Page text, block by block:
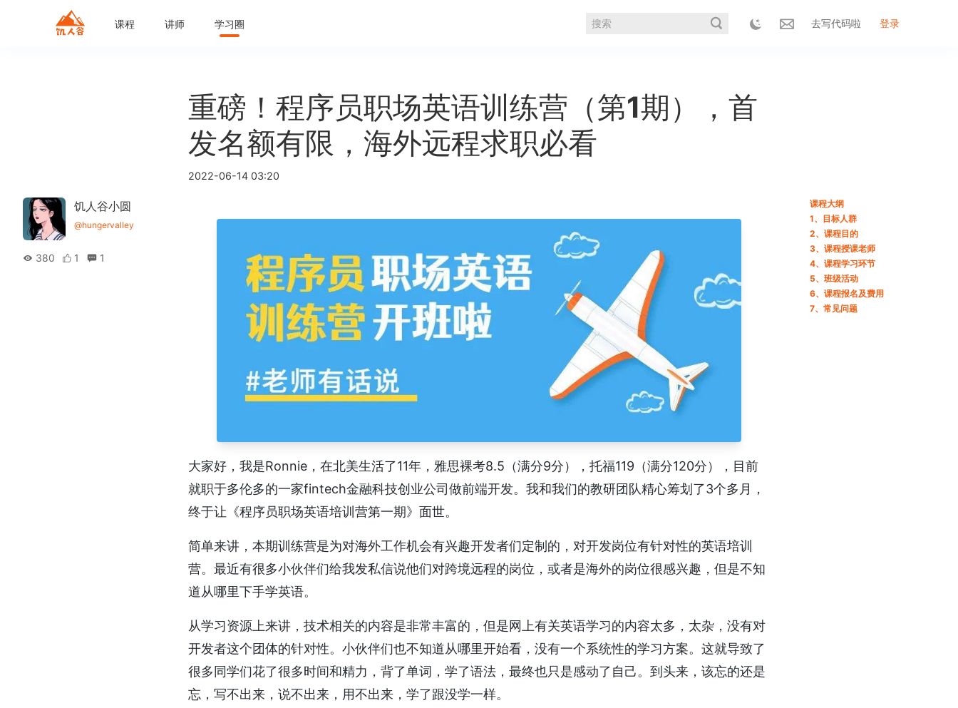
课程 讲师 学习圈 去写代码啦 登录
重磅！程序员职场英语训练营（第1期），首
发名额有限，海外远程求职必看
2022-06-14 03:20
大家好，我是Ronnie，在北美生活了11年，雅思裸考8.5（满分9分），托福119（满分120分），目前
就职于多伦多的一家fintech金融科技创业公司做前端开发。我和我们的教研团队精心筹划了3个多月，
终于让《程序员职场英语培训营第一期》面世。
简单来讲，本期训练营是为对海外工作机会有兴趣开发者们定制的，对开发岗位有针对性的英语培训
营。最近有很多小伙伴们给我发私信说他们对跨境远程的岗位，或者是海外的岗位很感兴趣，但是不知
道从哪里下手学英语。
从学习资源上来讲，技术相关的内容是非常丰富的，但是网上有关英语学习的内容太多，太杂，没有对
开发者这个团体的针对性。小伙伴们也不知道从哪里开始看，没有一个系统性的学习方案。这就导致了
很多同学们花了很多时间和精力，背了单词，学了语法，最终也只是感动了自己。到头来，该忘的还是
忘，写不出来，说不出来，用不出来，学了跟没学一样。
课程大纲
1、目标人群
2、课程目的
3、课程授课老师
4、课程学习环节
5、班级活动
6、课程报名及费用
7、常见问题
饥人谷小圆
@hungervalley
380 1 1